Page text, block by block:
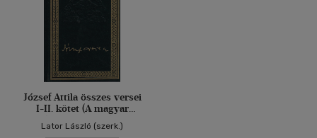
József Attila összes versei
I-II. kötet (A magyar
költészet kincsestára 53-
54.)
Lator László (szerk.)